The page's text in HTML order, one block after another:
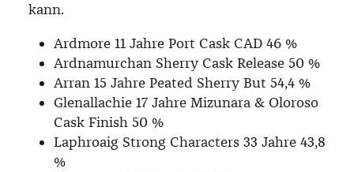
kann.
Ardmore 11 Jahre Port Cask CAD 46 %
Ardnamurchan Sherry Cask Release 50 %
Arran 15 Jahre Peated Sherry But 54,4 %
Glenallachie 17 Jahre Mizunara & Oloroso
Cask Finish 50 %
Laphroaig Strong Characters 33 Jahre 43,8
%